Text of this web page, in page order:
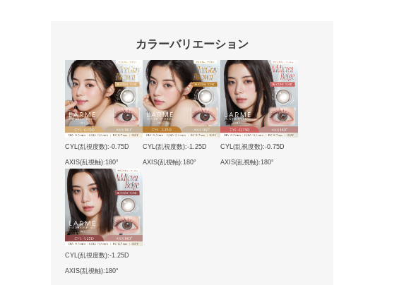
カラーバリエーション
CYL(乱視度数):-0.75D
AXIS(乱視軸):180°
CYL(乱視度数):-1.25D
AXIS(乱視軸):180°
CYL(乱視度数):-0.75D
AXIS(乱視軸):180°
CYL(乱視度数):-1.25D
AXIS(乱視軸):180°